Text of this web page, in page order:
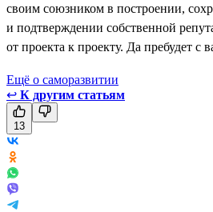
своим союзником в построении,
и подтверждении собственной
от проекта к проекту. Да пребудет с
Ещё о саморазвитии
↩ К другим статьям
13